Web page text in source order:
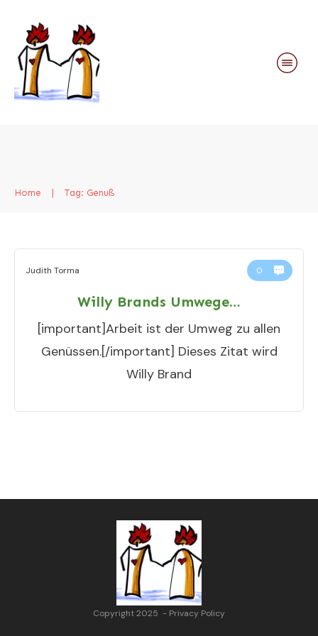
Home Tag: Genuß
Judith Torma 0
Willy Brands Umwege…
[important]Arbeit ist der Umweg zu allen
Genüssen.[/important] Dieses Zitat wird
Willy Brand
Copyright 2025 - Privacy Policy